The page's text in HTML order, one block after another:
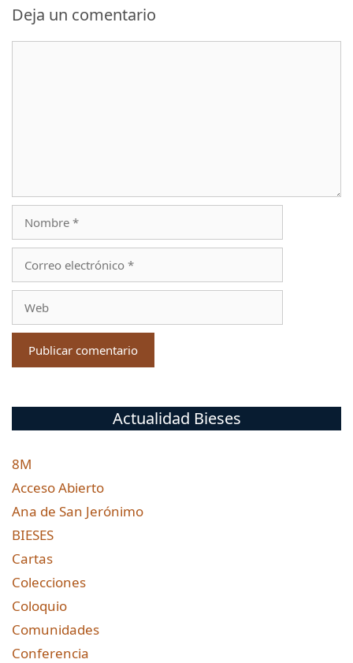
Deja un comentario
electrónico
Actualidad Bieses
8M
Acceso Abierto
Ana de San Jerónimo
BIESES
Cartas
Colecciones
Coloquio
Comunidades
Conferencia